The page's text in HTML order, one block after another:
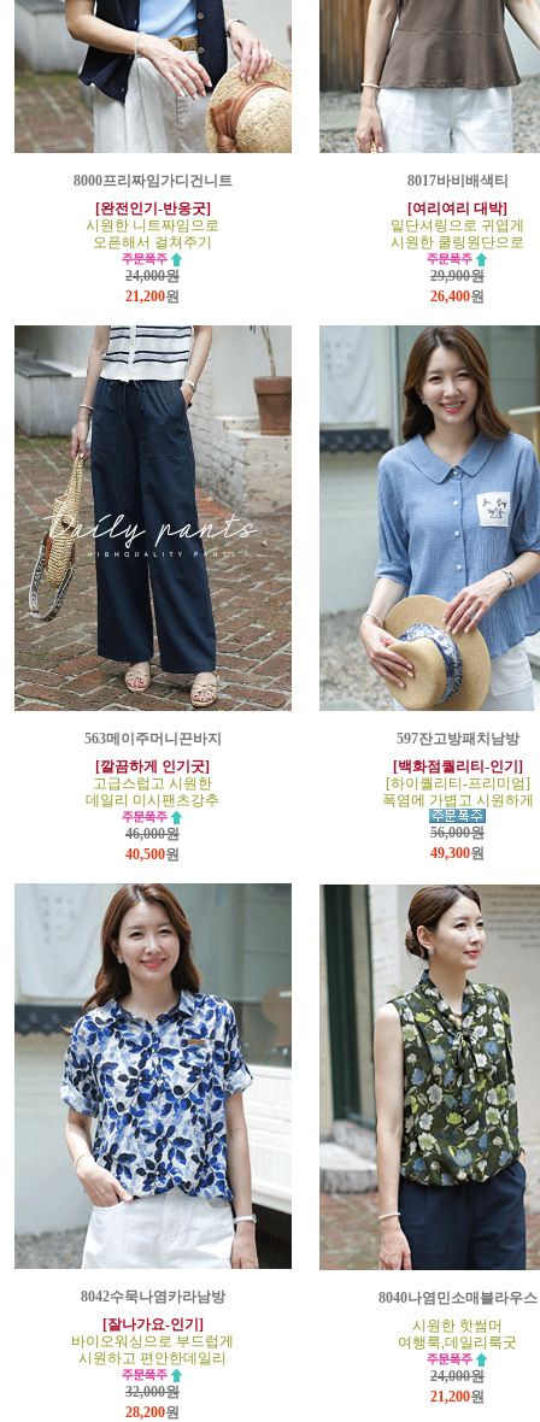
8000프리짜임가디건니트
[완전인기-반응굿]
시원한 니트짜임으로
오픈해서 걸쳐주기
24,000원
21,200원
8017바비배색티
[여리여리 대박]
밑단셔링으로 귀엽게
시원한 쿨링원단으로
29,900원
26,400원
563메이주머니끈바지
[깔끔하게 인기굿]
고급스럽고 시원한
데일리 미시팬츠강추
46,000원
40,500원
597잔고방패치남방
[백화점퀄리티-인기]
[하이퀄리티-프리미엄]
폭염에 가볍고 시원하게
56,000원
49,300원
8042수묵나염카라남방
[잘나가요-인기]
바이오워싱으로 부드럽게
시원하고 편안한데일리
32,000원
28,200원
8040나염민소매블라우스
시원한 핫썸머
여행룩,데일리룩굿
24,000원
21,200원